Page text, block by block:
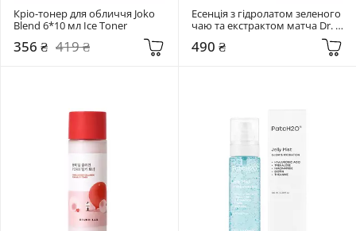
Кріо-тонер для обличчя Joko
Blend 6*10 мл Ice Toner
356 ₴ 419 ₴
Есенція з гідролатом зеленого
чаю та екстрактом матча Dr.
Ceuracle 18 мл Jeju Matcha Tea
Essence
490 ₴